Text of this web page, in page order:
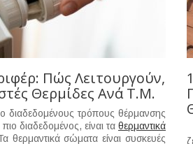
Πώς Λειτουργούν,
Θερμίδες Ανά Τ.μ.
τρόπους θέρμανσης
διαδεδομένος, είναι τα θερμαντικά
θερμαντικά σώματα είναι συσκευές